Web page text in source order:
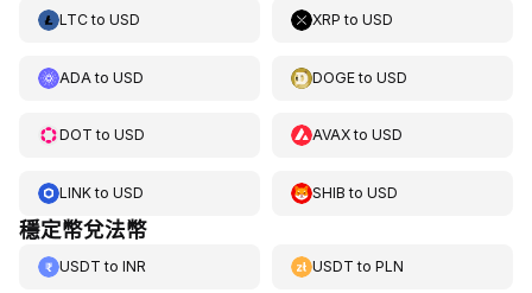
LTCto USD XRP toUSD
ADA to USD DOGEtoUSD
DOT to USD AVAXtoUSD
LINKto USD SHIB toUSD
穩定幣兌法幣
USDT to INR USDT toPLN